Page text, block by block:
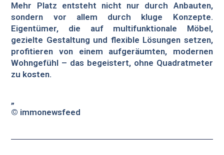
Mehr Platz entsteht nicht nur durch Anbauten,
sondern vor allem durch kluge Konzepte.
Eigentümer, die auf multifunktionale Möbel,
gezielte Gestaltung und flexible Lösungen setzen,
profitieren von einem aufgeräumten, modernen
Wohngefühl – das begeistert, ohne Quadratmeter
zu kosten.
„
© immonewsfeed